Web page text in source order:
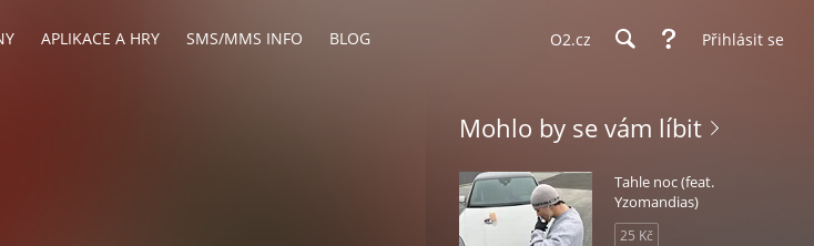
APLIKACE A HRY SMS/MMS INFO BLOG O2.cz Přihlásit se
Mohlo by se vám líbit
Tahle noc (feat.
Yzomandias)
25 Kč